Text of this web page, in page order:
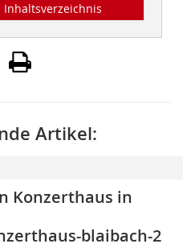
Inhaltsverzeichnis
Artikel:
Konzerthaus in
blaibach-2